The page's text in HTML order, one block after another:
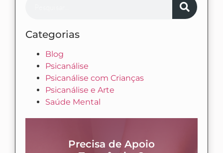
Categorias
Blog
Psicanálise
Psicanálise com Crianças
Psicanálise e Arte
Saúde Mental
Precisa de Apoio